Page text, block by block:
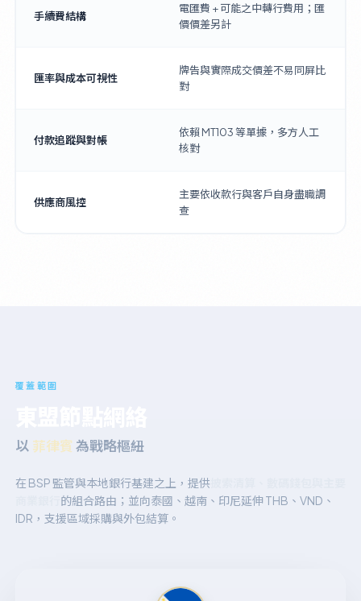
手續費結構
電匯費 + 可能之中轉行費用；匯
價價差另計
匯率與成本可視性
牌告與實際成交價差不易同屏比
對
付款追蹤與對帳
依賴 MT103 等單據，多方人工
核對
供應商風控
主要依收款行與客戶自身盡職調
查
覆蓋範圍
以 菲律賓 為戰略樞紐
在 BSP 監管與本地銀行基建之上，提供
的組合路由；並向泰國、越南、印尼延伸 THB、VND、
IDR，支援區域採購與外包結算。